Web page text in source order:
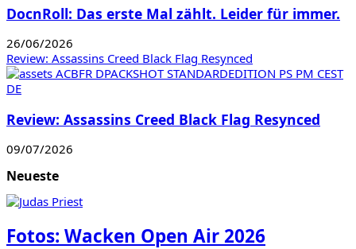
DocnRoll: Das erste Mal zählt. Leider für immer.
26/06/2026
Review: Assassins Creed Black Flag Resynced
Review: Assassins Creed Black Flag Resynced
09/07/2026
Neueste
Fotos: Wacken Open Air 2026